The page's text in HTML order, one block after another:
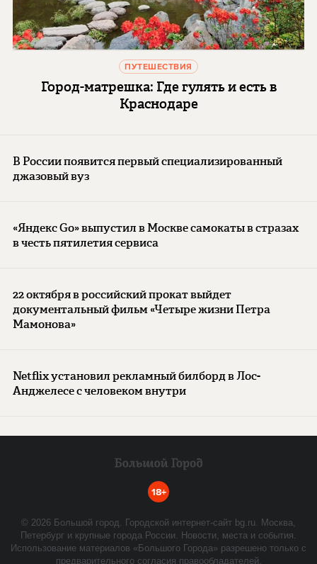
ПУТЕШЕСТВИЯ
Город-матрешка: Где гулять и есть в
Краснодаре
В России появится первый специализированный
джазовый вуз
«Яндекс Go» выпустил в Москве самокаты в стразах
в честь пятилетия сервиса
22 октября в российский прокат выйдет
документальный фильм «Четыре жизни Петра
Мамонова»
Netflix установил рекламный билборд в Лос-
Анджелесе с человеком внутри
18+
© 2026 Большой город. Городской интернет-сайт bg.ru. Москва,
Петербург и крупные города России. Новости, места и события.
Использование материалов «Большого Города» разрешено только с
предварительного согласия правообладателей.